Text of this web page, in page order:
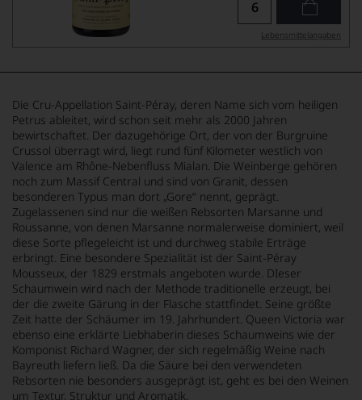
Lebensmittel­angaben
Die Cru-Appellation Saint-Péray, deren Name sich vom heiligen
Petrus ableitet, wird schon seit mehr als 2000 Jahren
bewirtschaftet. Der dazugehörige Ort, der von der Burgruine
Crussol überragt wird, liegt rund fünf Kilometer westlich von
Valence am Rhône-Nebenfluss Mialan. Die Weinberge gehören
noch zum Massif Central und sind von Granit, dessen
besonderen Typus man dort „Gore“ nennt, geprägt.
Zugelassenen sind nur die weißen Rebsorten Marsanne und
Roussanne, von denen Marsanne normalerweise dominiert, weil
diese Sorte pflegeleicht ist und durchweg stabile Erträge
erbringt. Eine besondere Spezialität ist der Saint-Péray
Mousseux, der 1829 erstmals angeboten wurde. DIeser
Schaumwein wird nach der Methode traditionelle erzeugt, bei
der die zweite Gärung in der Flasche stattfindet. Seine größte
Zeit hatte der Schäumer im 19. Jahrhundert. Queen Victoria war
ebenso eine erklärte Liebhaberin dieses Schaumweins wie der
Komponist Richard Wagner, der sich regelmäßig Weine nach
Bayreuth liefern ließ. Da die Säure bei den verwendeten
Rebsorten nie besonders ausgeprägt ist, geht es bei den Weinen
um Textur, Struktur und Aromatik.